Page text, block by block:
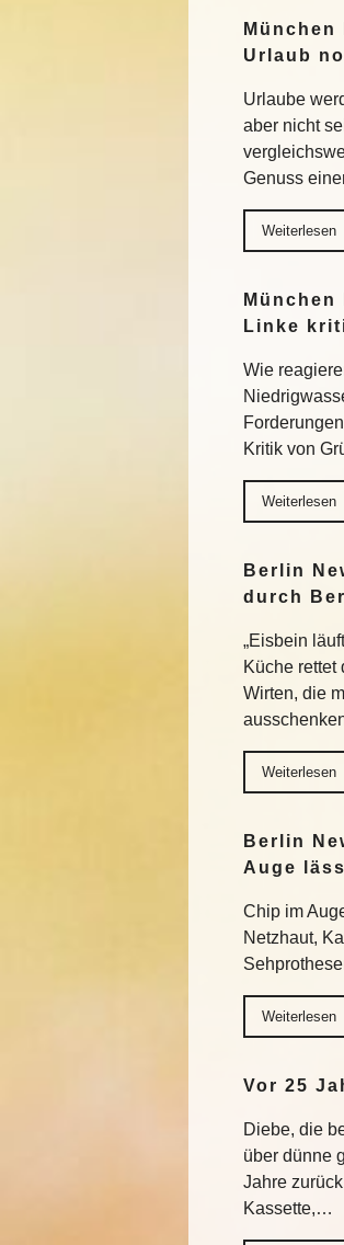
Urlaub
Urlaube
aber nicht
Genuss
Weiterlesen
Linke
Wie
Kritik von
Weiterlesen
Berlin
durch
„Eisbein
Küche
Wirten, die
Weiterlesen
Berlin
Auge
Chip im
Netzhaut,
Weiterlesen
Vor 25
Diebe, die
über dünne
Jahre
Kassette,…